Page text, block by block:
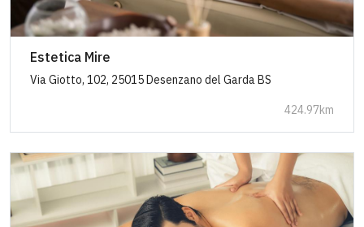
Estetica Mire
Via Giotto, 102, 25015 Desenzano del Garda BS
424.97km